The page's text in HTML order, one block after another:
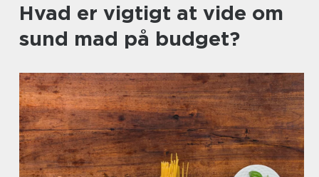
Hvad er vigtigt at vide om
sund mad på budget?